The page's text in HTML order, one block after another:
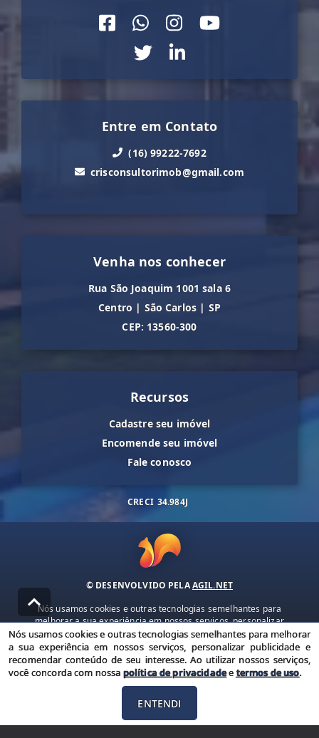
Entre em Contato
(16) 99222-7692
crisconsultorimob@gmail.com
Venha nos conhecer
Rua São Joaquim 1001 sala 6
Centro | São Carlos | SP
CEP: 13560-300
Recursos
Cadastre seu imóvel
Encomende seu imóvel
Fale conosco
CRECI 34.984J
© DESENVOLVIDO PELAAGIL.NET
Nós usamos cookies e outras tecnologias semelhantes para
melhorar a sua experiência em nossos serviços, personalizar
publicidade e recomendar conteúdo de seu interesse. Ao utilizar
nossos serviços, você concorda com nossa política de privacidade e
termos de uso.
Política de Privacidade Termos de uso
Nós usamos cookies e outras tecnologias semelhantes para melhorar
a sua experiência em nossos serviços, personalizar publicidade e
recomendar conteúdo de seu interesse. Ao utilizar nossos serviços,
você concorda com nossa política de privacidadeetermos de uso.
ENTENDI